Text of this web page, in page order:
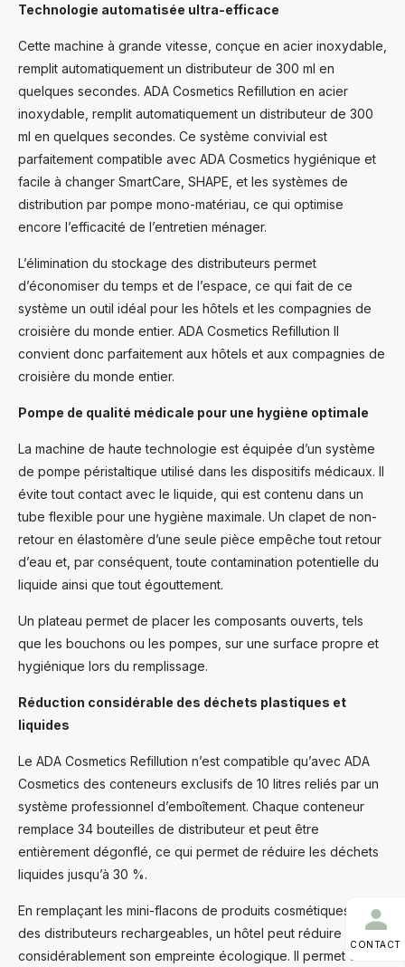
Technologie automatisée ultra-efficace
Cette machine à grande vitesse, conçue en acier inoxydable,
remplit automatiquement un distributeur de 300 ml en
quelques secondes. ADA Cosmetics Refillution en acier
inoxydable, remplit automatiquement un distributeur de 300
ml en quelques secondes. Ce système convivial est
parfaitement compatible avec ADA Cosmetics hygiénique et
facile à changer SmartCare, SHAPE, et les systèmes de
distribution par pompe mono-matériau, ce qui optimise
encore l’efficacité de l’entretien ménager.
L’élimination du stockage des distributeurs permet
d’économiser du temps et de l’espace, ce qui fait de ce
système un outil idéal pour les hôtels et les compagnies de
croisière du monde entier. ADA Cosmetics Refillution Il
convient donc parfaitement aux hôtels et aux compagnies de
croisière du monde entier.
Pompe de qualité médicale pour une hygiène optimale
La machine de haute technologie est équipée d’un système
de pompe péristaltique utilisé dans les dispositifs médicaux. Il
évite tout contact avec le liquide, qui est contenu dans un
tube flexible pour une hygiène maximale. Un clapet de non-
retour en élastomère d’une seule pièce empêche tout retour
d’eau et, par conséquent, toute contamination potentielle du
liquide ainsi que tout égouttement.
Un plateau permet de placer les composants ouverts, tels
que les bouchons ou les pompes, sur une surface propre et
hygiénique lors du remplissage.
Réduction considérable des déchets plastiques et
liquides
Le ADA Cosmetics Refillution n’est compatible qu’avec ADA
Cosmetics des conteneurs exclusifs de 10 litres reliés par un
système professionnel d’emboîtement. Chaque conteneur
remplace 34 bouteilles de distributeur et peut être
entièrement dégonflé, ce qui permet de réduire les déchets
liquides jusqu’à 30 %.
En remplaçant les mini-flacons de produits cosmétiques par
des distributeurs rechargeables, un hôtel peut réduire
considérablement son empreinte écologique. Il permet de
CONTACT